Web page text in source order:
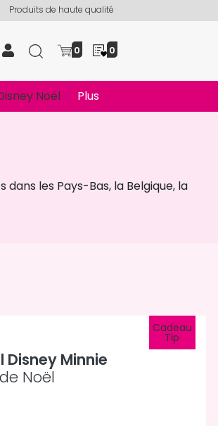
Produits de haute qualité
0 0
Noël Plus
les Pays-Bas, la Belgique, la
Cadeau
Tip
Minnie
Noël